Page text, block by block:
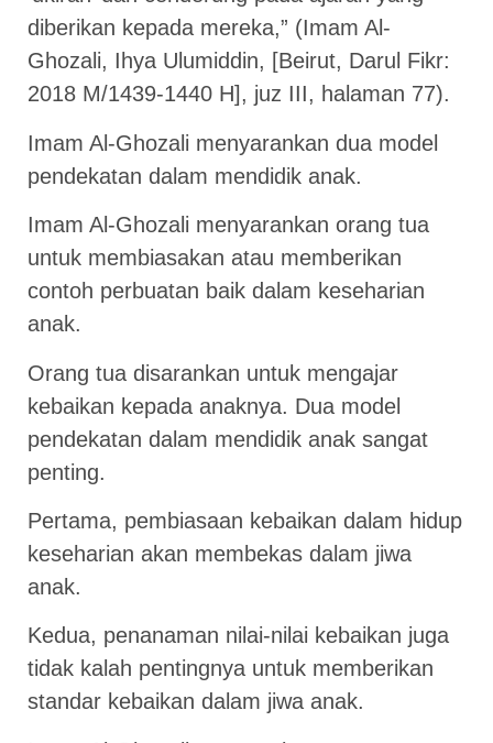
diberikan kepada mereka,” (Imam Al-
Ghozali, Ihya Ulumiddin, [Beirut, Darul Fikr:
2018 M/1439-1440 H], juz III, halaman 77).
Imam Al-Ghozali menyarankan dua model
pendekatan dalam mendidik anak.
Imam Al-Ghozali menyarankan orang tua
untuk membiasakan atau memberikan
contoh perbuatan baik dalam keseharian
anak.
Orang tua disarankan untuk mengajar
kebaikan kepada anaknya. Dua model
pendekatan dalam mendidik anak sangat
penting.
Pertama, pembiasaan kebaikan dalam hidup
keseharian akan membekas dalam jiwa
anak.
Kedua, penanaman nilai-nilai kebaikan juga
tidak kalah pentingnya untuk memberikan
standar kebaikan dalam jiwa anak.